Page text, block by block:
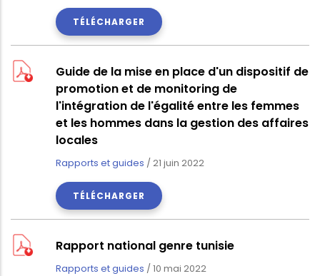
TÉLÉCHARGER
Guide de la mise en place d'un dispositif de
promotion et de monitoring de
l'intégration de l'égalité entre les femmes
et les hommes dans la gestion des affaires
locales
Rapports et guides /21 juin 2022
TÉLÉCHARGER
Rapport national genre tunisie
Rapports et guides /10 mai 2022